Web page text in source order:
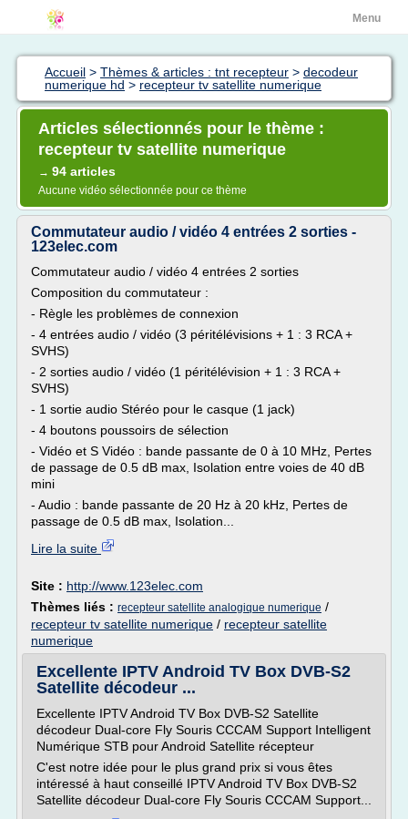
Menu
Accueil > Thèmes & articles : tnt recepteur > decodeur
numerique hd > recepteur tv satellite numerique
Articles sélectionnés pour le thème :
recepteur tv satellite numerique
→ 94 articles
Aucune vidéo sélectionnée pour ce thème
Commutateur audio / vidéo 4 entrées 2 sorties -
123elec.com
Commutateur audio / vidéo 4 entrées 2 sorties
Composition du commutateur :
- Règle les problèmes de connexion
- 4 entrées audio / vidéo (3 péritélévisions + 1 : 3 RCA +
SVHS)
- 2 sorties audio / vidéo (1 péritélévision + 1 : 3 RCA +
SVHS)
- 1 sortie audio Stéréo pour le casque (1 jack)
- 4 boutons poussoirs de sélection
- Vidéo et S Vidéo : bande passante de 0 à 10 MHz, Pertes
de passage de 0.5 dB max, Isolation entre voies de 40 dB
mini
- Audio : bande passante de 20 Hz à 20 kHz, Pertes de
passage de 0.5 dB max, Isolation...
Lire la suite
Site : http://www.123elec.com
Thèmes liés : recepteur satellite analogique numerique /
recepteur tv satellite numerique / recepteur satellite
numerique
Excellente IPTV Android TV Box DVB-S2
Satellite décodeur ...
Excellente IPTV Android TV Box DVB-S2 Satellite
décodeur Dual-core Fly Souris CCCAM Support Intelligent
Numérique STB pour Android Satellite récepteur
C'est notre idée pour le plus grand prix si vous êtes
intéressé à haut conseillé IPTV Android TV Box DVB-S2
Satellite décodeur Dual-core Fly Souris CCCAM Support...